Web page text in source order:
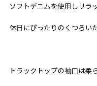
ソフトデニムを使用しリラ
休日にぴったりのくつろい
トラックトップの袖口は柔